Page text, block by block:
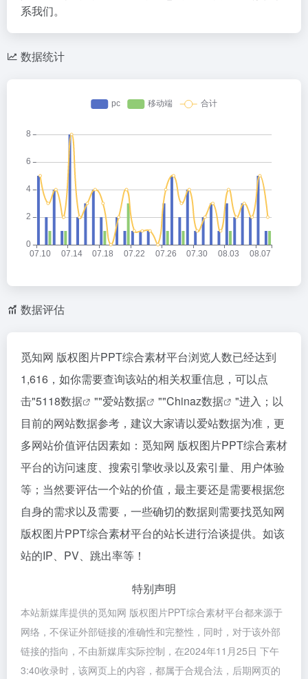
系我们。
数据统计
数据评估
觅知网 版权图片PPT综合素材平台浏览人数已经达到
1,616，如你需要查询该站的相关权重信息，可以点
击"5118数据 ""爱站数据 ""Chinaz数据
"进入；以
目前的网站数据参考，建议大家请以爱站数据为准，更
多网站价值评估因素如：觅知网 版权图片PPT综合素材
平台的访问速度、搜索引擎收录以及索引量、用户体验
等；当然要评估一个站的价值，最主要还是需要根据您
自身的需求以及需要，一些确切的数据则需要找觅知网
版权图片PPT综合素材平台的站长进行洽谈提供。如该
站的IP、PV、跳出率等！
特别声明
本站新媒库提供的觅知网 版权图片PPT综合素材平台都来源于
网络，不保证外部链接的准确性和完整性，同时，对于该外部
链接的指向，不由新媒库实际控制，在2024年11月25日 下午
3:40收录时，该网页上的内容，都属于合规合法，后期网页的